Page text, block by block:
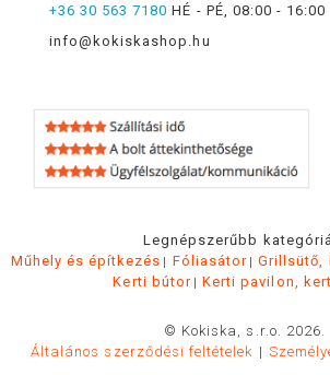
+36 30 563 7180 HÉ - PÉ, 08:00 - 16:00
info@kokiskashop.hu
Legnépszerűbb
Műhely és építkezés
Fóliasátor Grillsütő,
Kerti bútor
Kerti pavilon,
© Kokiska, s.r.o. 2026.
Általános szerződési feltételek